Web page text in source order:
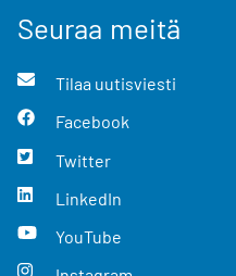
Seuraa meitä
Tilaa uutisviesti
Facebook
Twitter
LinkedIn
YouTube